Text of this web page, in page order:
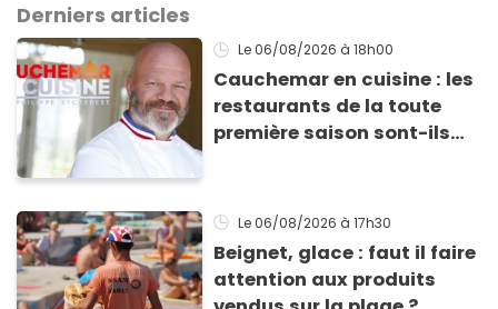
Derniers articles
Le 06/08/2026 à 18h00
Cauchemar en cuisine : les
restaurants de la toute
première saison sont-ils
Le 06/08/2026 à 17h30
Beignet, glace : faut il faire
attention aux produits